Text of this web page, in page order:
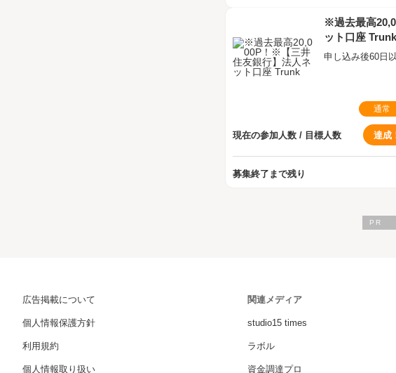
※過去最高
ット口座 Trunk
申し込み後60日
通常
現在の参加人数 / 目標人数 達成
募集終了まで残り
広告掲載について
個人情報保護方針
利用規約
個人情報取り扱い
関連メディア
studio15 times
ラボル
資金調達プロ